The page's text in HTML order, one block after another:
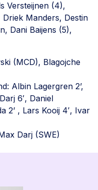
Versteijnen (4),
Driek Manders, Destin
Dani Baijens (5),
(MCD), Blagojche
Albin Lagergren 2’,
6′, Daniel
2’ , Lars Kooij 4′, Ivar
Darj (SWE)